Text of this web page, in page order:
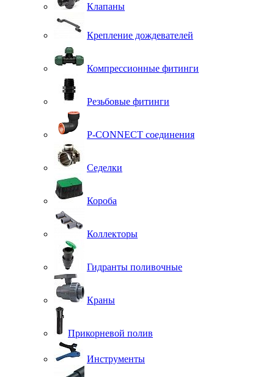
Клапаны
Крепление дождевателей
Компрессионные фитинги
Резьбовые фитинги
P-CONNECT соединения
Седелки
Короба
Коллекторы
Гидранты поливочные
Краны
Прикорневой полив
Инструменты